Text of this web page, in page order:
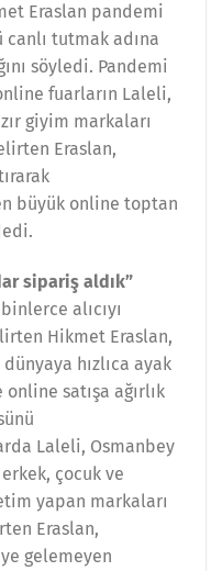
Eraslan pandemi
tutmak adına
söyledi. Pandemi
fuarların Laleli,
giyim markaları
Eraslan,
büyük online toptan
sipariş aldık”
alıcıyı
Hikmet Eraslan,
hızlıca ayak
satışa ağırlık
Laleli, Osmanbey
çocuk ve
yapan markaları
Eraslan,
gelemeyen